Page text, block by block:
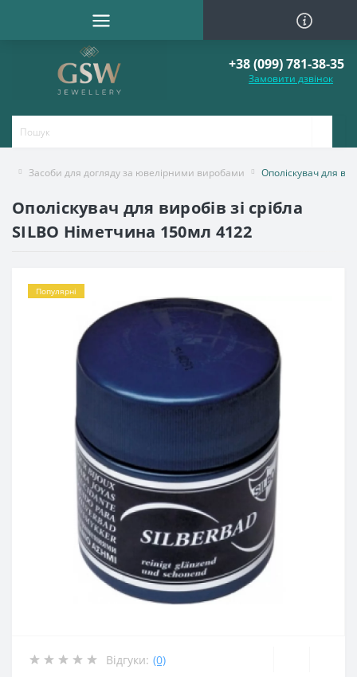
+38 (099) 781-38-35
Замовити дзвінок
Засоби для догляду за ювелірними виробами Ополіскувач для
Ополіскувач для виробів зі срібла
SILBO Німетчина 150мл 4122
Популярні
Відгуки: (0)